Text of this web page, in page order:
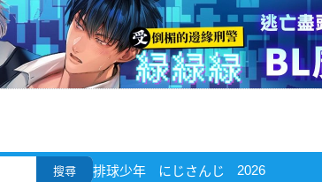
搜尋 排球少年 にじさんじ 2026